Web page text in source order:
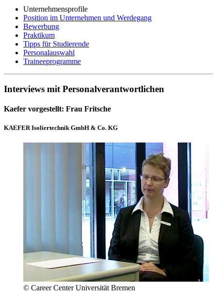
Unternehmensprofile
Position im Unternehmen und Werdegang
Bewerbung
Praktikum
Tipps für Studierende
Personalauswahl
Traineeprogramme
Interviews mit Personalverantwortlichen
Kaefer vorgestellt: Frau Fritsche
KAEFER Isoliertechnik GmbH & Co. KG
© Career Center Universität Bremen